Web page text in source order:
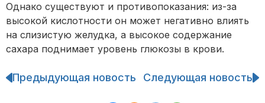
Однако существуют и противопоказания: из-за
высокой кислотности он может негативно влиять
на слизистую желудка, а высокое содержание
сахара поднимает уровень глюкозы в крови.
Навигация
Предыдующая новость Следующая новость